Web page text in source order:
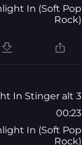
In (Soft Pop
Rock)
In Stinger alt 3
00:23
In (Soft Pop
Rock)